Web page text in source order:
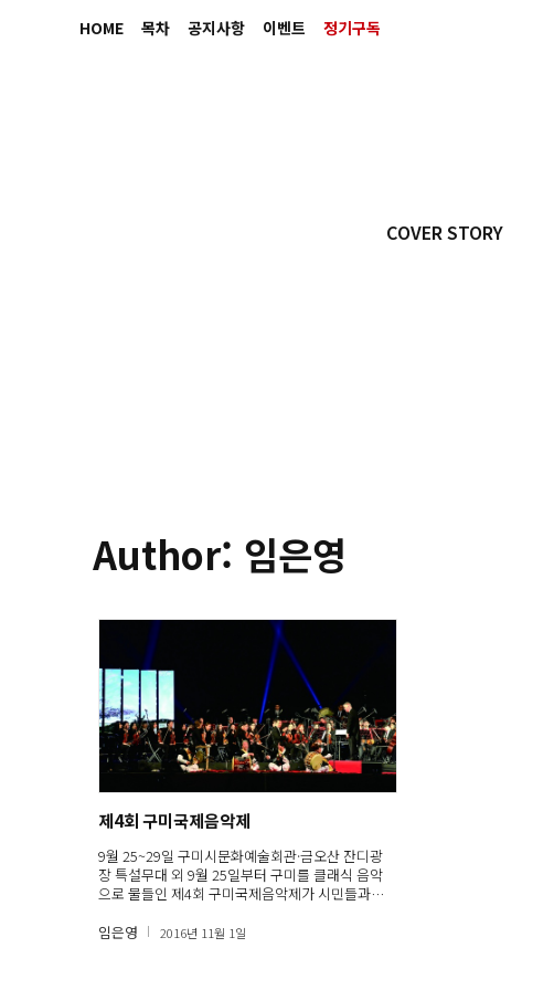
HOME 목차 공지사항 이벤트 정기구독
COVER STORY
Author: 임은영
제4회 구미국제음악제
9월 25~29일 구미시문화예술회관·금오산 잔디광
장 특설무대 외 9월 25일부터 구미를 클래식 음악
으로 물들인 제4회 구미국제음악제가 시민들과…
임은영
2016년 11월 1일